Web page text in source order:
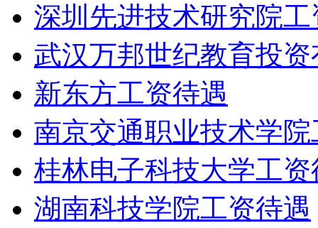
深圳先进技术研究院
武汉万邦世纪教育投
新东方工资待遇
南京交通职业技术学
桂林电子科技大学工资
湖南科技学院工资待遇